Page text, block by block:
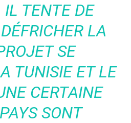
IL TENTE DE
LA
SE
TUNISIE ET LE
CERTAINE
SONT